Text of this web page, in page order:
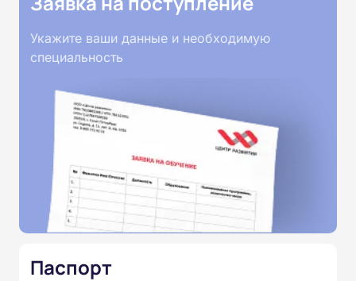
Укажите ваши данные и необходимую
специальность
Паспорт